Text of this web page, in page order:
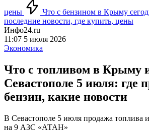
цены
Что с бензином в Крыму
последние новости, где купить, цены
Инфо24.ru
11:07 5 июля 2026
Экономика
Что с топливом в Крыму
Севастополе 5 июля: где
бензин, какие новости
В Севастополе 5 июля продажа топлива
на 9 АЗС «АТАН»